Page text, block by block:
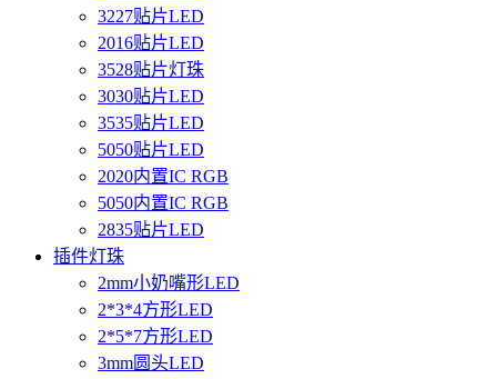
3227贴片LED
2016贴片LED
3528贴片灯珠
3030贴片LED
3535贴片LED
5050贴片LED
2020内置IC RGB
5050内置IC RGB
2835贴片LED
插件灯珠
2mm小奶嘴形LED
2*3*4方形LED
2*5*7方形LED
3mm圆头LED